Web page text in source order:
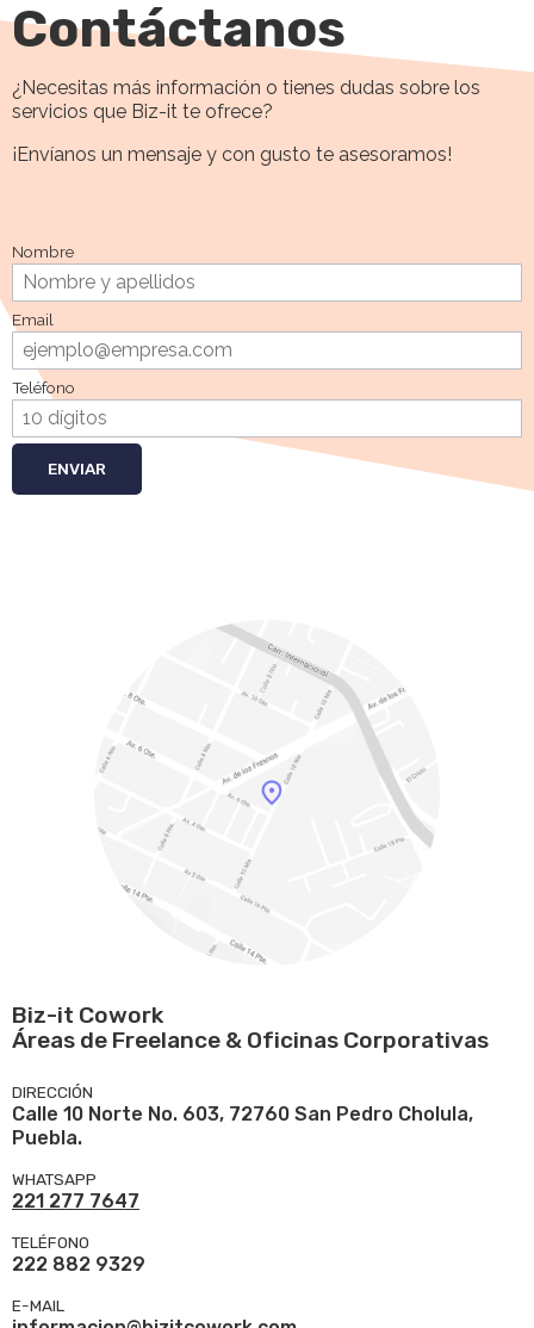
Contáctanos
¿Necesitas más información o tienes dudas sobre los
servicios que Biz-it te ofrece?
¡Envíanos un mensaje y con gusto te asesoramos!
Nombre
Email
Teléfono
ENVIAR
Biz-it Cowork
Áreas de Freelance & Oficinas Corporativas
DIRECCIÓN
Calle 10 Norte No. 603, 72760 San Pedro Cholula,
Puebla.
WHATSAPP
221 277 7647
TELÉFONO
222 882 9329
E-MAIL